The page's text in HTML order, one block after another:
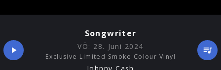
Songwriter
VÖ: 28. Juni 2024
Exclusive Limited Smoke Colour Vinyl